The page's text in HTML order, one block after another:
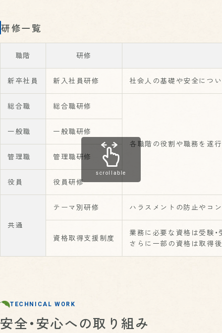
研修一覧
職階 研修
新卒社員 新入社員研修 社会人の基礎や安全につ
総合職 総合職研修
各職階の役割や職務を遂
一般職 一般職研修
管理職 管理職研修
役員 役員研修
共通
テーマ別研修 ハラスメントの防止やコ
資格取得支援制度
業務に必要な資格は受験
さらに一部の資格は取得
scrollable
TECHNICAL WORK
安全・安心への取り組み